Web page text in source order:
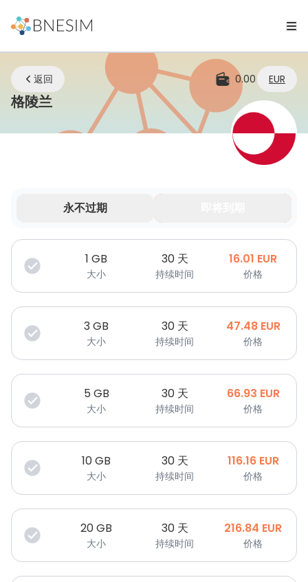
返回 0.00 EUR
格陵兰eSIM | 无论您身在何处，始终保持连接
永不过期
您的数据在有限时间内有效。
1 GB
大小
30 天
持续时间
16.01 EUR
价格
3GB
大小
30 天
持续时间
47.48 EUR
价格
5 GB
大小
30 天
持续时间
66.93 EUR
价格
10GB
大小
30 天
持续时间
116.16 EUR
价格
20GB
大小
30 天
持续时间
216.84 EUR
价格